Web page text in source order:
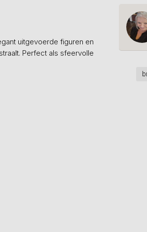
uitgevoerde figuren en
Perfect als sfeervolle